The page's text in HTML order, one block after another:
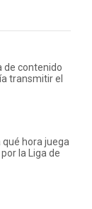
de contenido
transmitir el
qué hora juega
la Liga de